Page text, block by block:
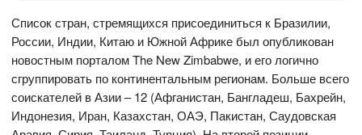
Список стран, стремящихся присоединиться к Бразилии,
России, Индии, Китаю и Южной Африке был опубликован
новостным порталом The New Zimbabwe, и его логично
сгруппировать по континентальным регионам. Больше всего
соискателей в Азии – 12 (Афганистан, Бангладеш, Бахрейн,
Индонезия, Иран, Казахстан, ОАЭ, Пакистан, Саудовская